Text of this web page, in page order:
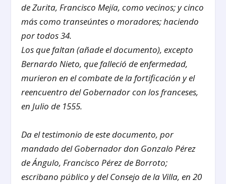
de Zurita, Francisco Mejía, como vecinos; y cinco
más como transeúntes o moradores; haciendo
por todos 34.
Los que faltan (añade el documento), excepto
Bernardo Nieto, que falleció de enfermedad,
murieron en el combate de la fortificación y el
reencuentro del Gobernador con los franceses,
en Julio de 1555.
Da el testimonio de este documento, por
mandado del Gobernador don Gonzalo Pérez
de Ángulo, Francisco Pérez de Borroto;
escribano público y del Consejo de la Villa, en 20